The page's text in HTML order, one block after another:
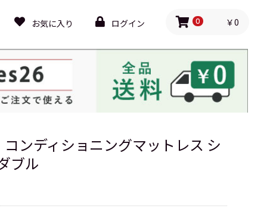
お気に入り ログイン 0 ￥0
ンディショニングマットレス シ
ブル